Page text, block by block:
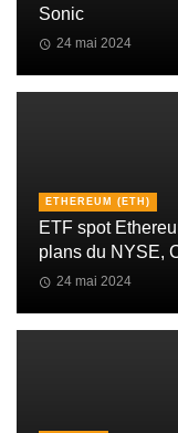
Sonic
24 mai 2024
ETHEREUM (ETH)
ETF spot
plans du NYSE,
24 mai 2024